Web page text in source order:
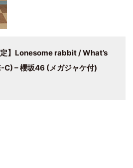
】Lonesome rabbit / What’s
C) – 櫻坂46 (メガジャケ付)